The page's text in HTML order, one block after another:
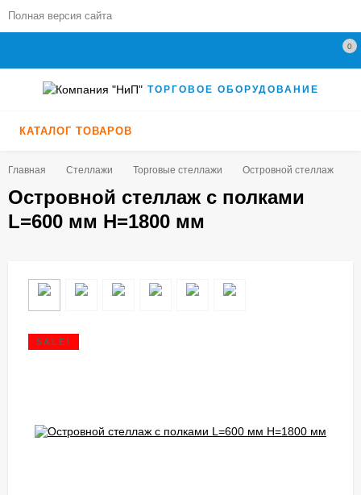
Полная версия сайта
0
ТОРГОВОЕ ОБОРУДОВАНИЕ
КАТАЛОГ ТОВАРОВ
Главная Стеллажи Торговые стеллажи Островной стеллаж
Островной стеллаж с полками
L=600 мм H=1800 мм
SALE!